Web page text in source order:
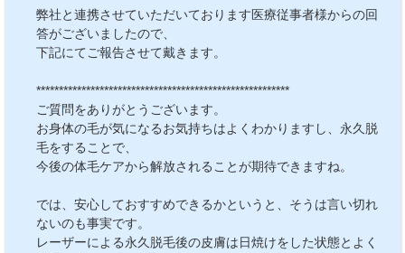
弊社と連携させていただいております医療従事者様からの回
答がございましたので、
下記にてご報告させて戴きます。
********************************************************
ご質問をありがとうございます。
お身体の毛が気になるお気持ちはよくわかりますし、永久脱
毛をすることで、
今後の体毛ケアから解放されることが期待できますね。
では、安心しておすすめできるかというと、そうは言い切れ
ないのも事実です。
レーザーによる永久脱毛後の皮膚は日焼けをした状態とよく